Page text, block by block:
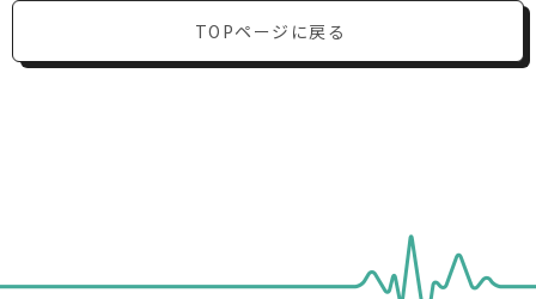
TOPページに戻る